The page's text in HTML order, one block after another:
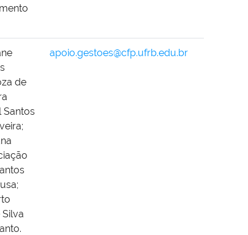
de
Santos
apoio.gestoes@cfp.ufrb.edu.br